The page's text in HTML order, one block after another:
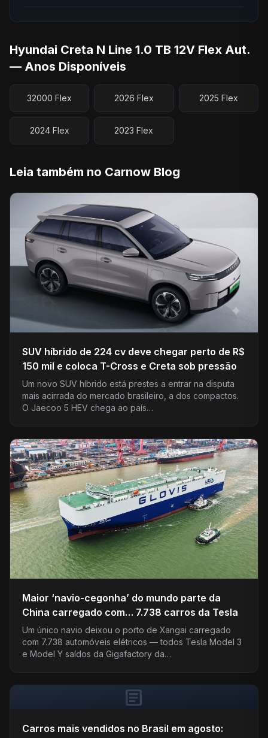
Hyundai Creta N Line 1.0 TB 12V Flex Aut.
— Anos Disponíveis
32000 Flex 2026 Flex 2025 Flex
2024 Flex 2023 Flex
Leia também no Carnow Blog
SUV híbrido de 224 cv deve chegar perto de R$
150 mil e coloca T-Cross e Creta sob pressão
Um novo SUV híbrido está prestes a entrar na disputa
mais acirrada do mercado brasileiro, a dos compactos.
O Jaecoo 5 HEV chega ao país…
Maior ‘navio-cegonha’ do mundo parte da
China carregado com… 7.738 carros da Tesla
Um único navio deixou o porto de Xangai carregado
com 7.738 automóveis elétricos — todos Tesla Model 3
e Model Y saídos da Gigafactory da…
article
Carros mais vendidos no Brasil em agosto: